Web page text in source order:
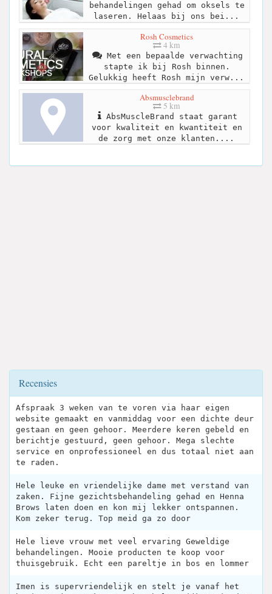
behandelingen gehad om oksels te
laseren. Helaas bij ons bei...
Rosh Cosmetics
4 km
Met een bepaalde verwachting
stapte ik bij Rosh binnen.
Gelukkig heeft Rosh mijn verw...
Absmusclebrand
5 km
AbsMuscleBrand staat garant
voor kwaliteit en kwantiteit en
de zorg met onze klanten....
Recensies
Afspraak 3 weken van te voren via haar eigen
website gemaakt en vanmiddag voor een dichte deur
gestaan en geen gehoor. Meerdere keren gebeld en
berichtje gestuurd, geen gehoor. Mega slechte
service en onprofessioneel en dus totaal niet aan
te raden.
Hele leuke en vriendelijke dame met verstand van
zaken. Fijne gezichtsbehandeling gehad en Henna
Brows laten doen en kon mij lekker ontspannen.
Kom zeker terug. Top meid ga zo door
Hele lieve vrouw met veel ervaring Geweldige
behandelingen. Mooie producten te koop voor
thuisgebruik. Echt een pareltje in bos en lommer
Imen is supervriendelijk en stelt je vanaf het